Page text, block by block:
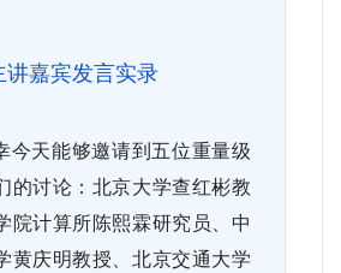
讲嘉宾发言实录
今天能够邀请到五位重量级
的讨论：北京大学查红彬教
院计算所陈熙霖研究员、中
黄庆明教授、北京交通大学